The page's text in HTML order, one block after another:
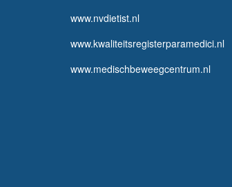
www.nvdietist.nl
www.kwaliteitsregisterparamedici.nl
www.medischbeweegcentrum.nl